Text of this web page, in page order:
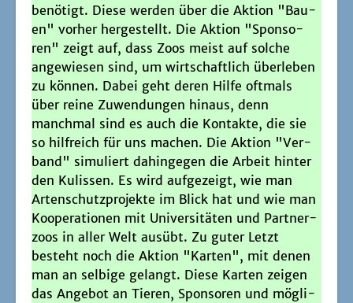
benö­tigt. Die­se wer­den über die Akti­on "Bau­
en" vor­her her­ge­stellt. Die Akti­on "Spon­so­
ren" zeigt auf, dass Zoos meist auf sol­che
ange­wie­sen sind, um wirt­schaft­lich über­le­ben
zu kön­nen. Dabei geht deren Hil­fe oft­mals
über rei­ne Zuwen­dun­gen hin­aus, denn
manch­mal sind es auch die Kon­tak­te, die sie
so hilf­reich für uns machen. Die Akti­on "Ver­
band" simu­liert dahin­ge­gen die Arbeit hin­ter
den Kulis­sen. Es wird auf­ge­zeigt, wie man
Arten­schutz­pro­jek­te im Blick hat und wie man
Koope­ra­tio­nen mit Uni­ver­si­tä­ten und Part­ner­
zoos in aller Welt aus­übt. Zu guter Letzt
besteht noch die Akti­on "Kar­ten", mit denen
man an sel­bi­ge gelangt. Die­se Kar­ten zei­gen
das Ange­bot an Tie­ren, Spon­so­ren und mög­li­